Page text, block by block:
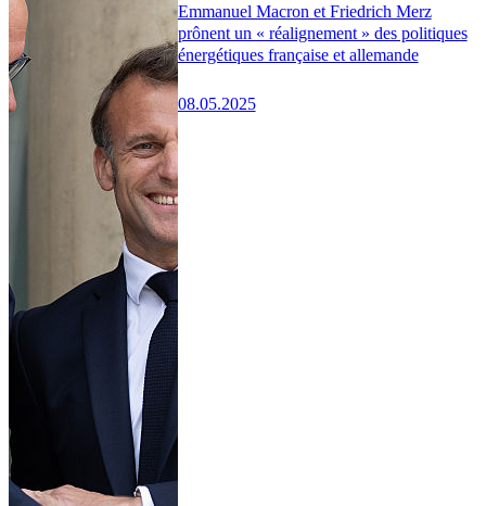
Emmanuel Macron et Friedrich Merz
prônent un « réalignement » des politiques
énergétiques française et allemande
08.05.2025